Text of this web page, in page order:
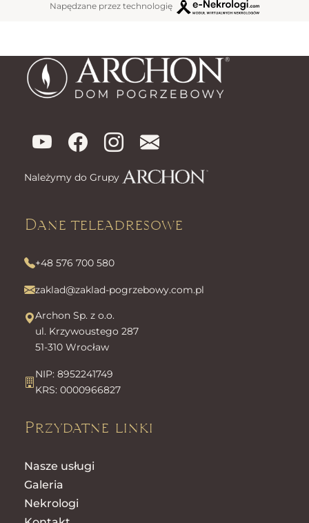
Napędzane przez technologię
Należymy do Grupy
Dane teleadresowe
+48 576 700 580
zaklad@zaklad-pogrzebowy.com.pl
Archon Sp. z o.o.
ul. Krzywoustego 287
51-310 Wrocław
NIP: 8952241749
KRS: 0000966827
Przydatne linki
Nasze usługi
Galeria
Nekrologi